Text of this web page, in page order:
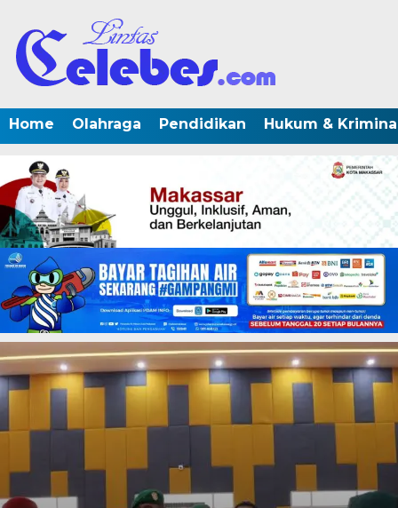
Home Olahraga Pendidikan Hukum &